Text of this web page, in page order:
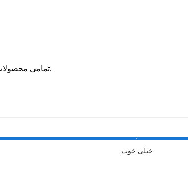
🛍 تمامی محصولات با کیفیت درجه یک تولید شده و با بهترین قیمت در بازار بدون واسطه در خدمت مشتریان عزیز قرار می گیرد.
خیلی خوب